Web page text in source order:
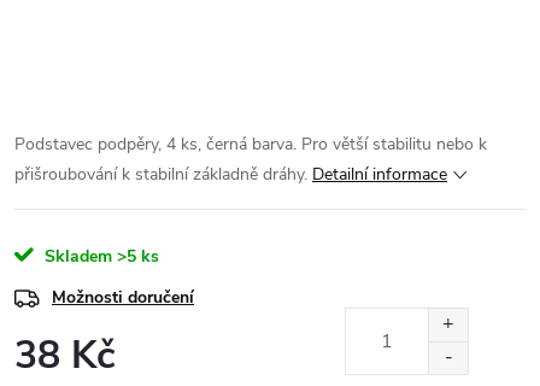
Podstavec podpěry, 4 ks, černá barva. Pro větší stabilitu nebo k
přišroubování k stabilní základně dráhy. Detailní informace
Skladem >5 ks
Možnosti doručení
38 Kč